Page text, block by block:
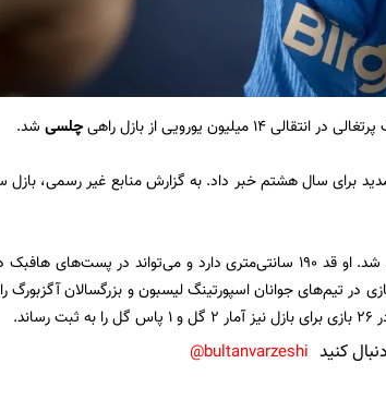
میلیون یورویی از بازل راهی چلسی شد.
7 ساله با قابلیت تمدید برای سال هشتم خبر داد. به گزارش منابع غیر رسمی،
در تیم‌های جوانان اسپورتینگ لیسبون و بزرگسالان آگزبورگ را
کنید bultanvarzeshi@